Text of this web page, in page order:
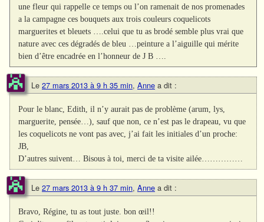
une fleur qui rappelle ce temps ou l’on ramenait de nos promenades
a la campagne ces bouquets aux trois couleurs coquelicots
marguerites et bleuets ….celui que tu as brodé semble plus vrai que
nature avec ces dégradés de bleu …peinture a l’aiguille qui mérite
bien d’être encadrée en l’honneur de J B ….
Le 27 mars 2013 à 9 h 35 min, Anne a dit :
Pour le blanc, Edith, il n’y aurait pas de problème (arum, lys,
marguerite, pensée…), sauf que non, ce n’est pas le drapeau, vu que
les coquelicots ne vont pas avec, j’ai fait les initiales d’un proche:
JB,
D’autres suivent… Bisous à toi, merci de ta visite ailée……………
Le 27 mars 2013 à 9 h 37 min, Anne a dit :
Bravo, Régine, tu as tout juste. bon œil!!